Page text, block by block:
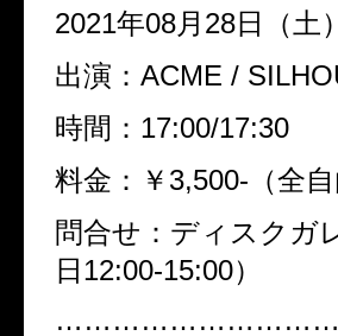
2021年08月28日（土）
出演：ACME /
時間：17:00/17:30
料金：￥3,500-（全自
問合せ：ディスク
日12:00-15:00）